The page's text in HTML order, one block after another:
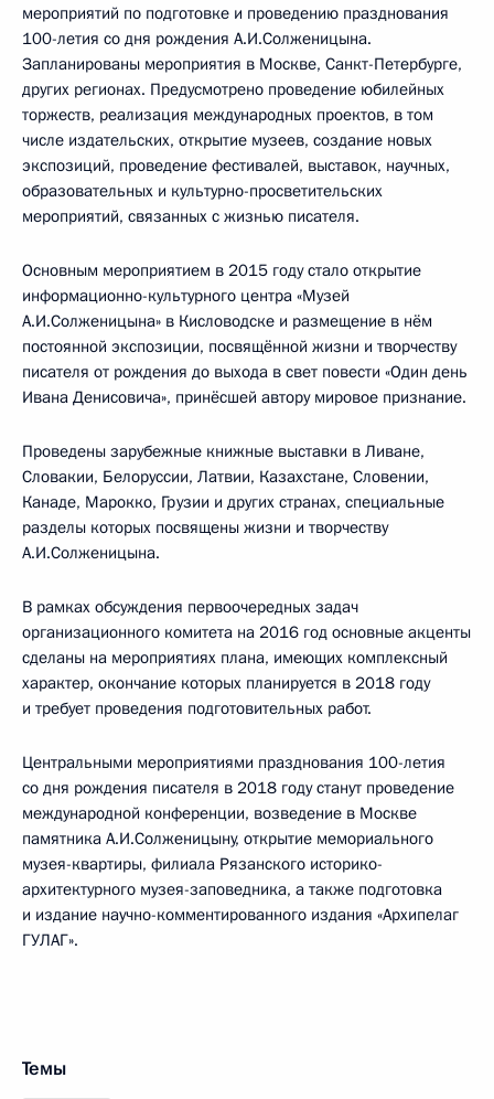
мероприятий по подготовке и проведению празднования
100-летия со дня рождения А.И.Солженицына.
Запланированы мероприятия в Москве, Санкт-Петербурге,
других регионах. Предусмотрено проведение юбилейных
торжеств, реализация международных проектов, в том
числе издательских, открытие музеев, создание новых
экспозиций, проведение фестивалей, выставок, научных,
образовательных и культурно-просветительских
мероприятий, связанных с жизнью писателя.
Основным мероприятием в 2015 году стало открытие
информационно-культурного центра «Музей
А.И.Солженицына» в Кисловодске и размещение в нём
постоянной экспозиции, посвящённой жизни и творчеству
писателя от рождения до выхода в свет повести «Один день
Ивана Денисовича», принёсшей автору мировое признание.
Проведены зарубежные книжные выставки в Ливане,
Словакии, Белоруссии, Латвии, Казахстане, Словении,
Канаде, Марокко, Грузии и других странах, специальные
разделы которых посвящены жизни и творчеству
А.И.Солженицына.
В рамках обсуждения первоочередных задач
организационного комитета на 2016 год основные акценты
сделаны на мероприятиях плана, имеющих комплексный
характер, окончание которых планируется в 2018 году
и требует проведения подготовительных работ.
Центральными мероприятиями празднования 100-летия
со дня рождения писателя в 2018 году станут проведение
международной конференции, возведение в Москве
памятника А.И.Солженицыну, открытие мемориального
музея-квартиры, филиала Рязанского историко-
архитектурного музея-заповедника, а также подготовка
и издание научно-комментированного издания «Архипелаг
ГУЛАГ».
Темы